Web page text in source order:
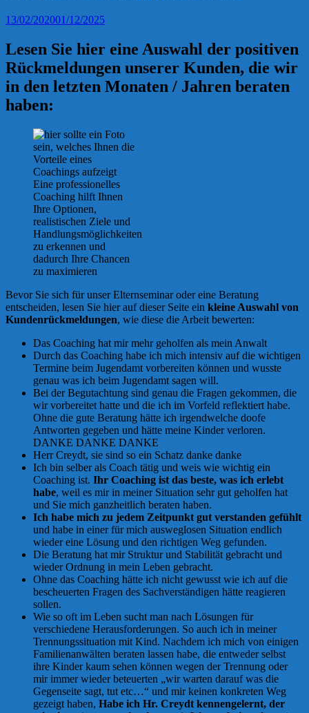
13/02/202001/12/2025
Lesen Sie hier eine Auswahl der positiven
Rückmeldungen unserer Kunden, die wir
in den letzten Monaten / Jahren beraten
haben:
Eine professionelles
Coaching hilft Ihnen
Ihre Optionen,
realistischen Ziele und
Handlungsmöglichkeiten
zu erkennen und
dadurch Ihre Chancen
zu maximieren
Bevor Sie sich für unser Elternseminar oder eine Beratung
entscheiden, lesen Sie hier auf dieser Seite ein kleine Auswahl von
Kundenrückmeldungen, wie diese die Arbeit bewerten:
Das Coaching hat mir mehr geholfen als mein Anwalt
Durch das Coaching habe ich mich intensiv auf die wichtigen
Termine beim Jugendamt vorbereiten können und wusste
genau was ich beim Jugendamt sagen will.
Bei der Begutachtung sind genau die Fragen gekommen, die
wir vorbereitet hatte und die ich im Vorfeld reflektiert habe.
Ohne die gute Beratung hätte ich irgendwelche doofe
Antworten gegeben und hätte meine Kinder verloren.
DANKE DANKE DANKE
Herr Creydt, sie sind so ein Schatz danke danke
Ich bin selber als Coach tätig und weis wie wichtig ein
Coaching ist. Ihr Coaching ist das beste, was ich erlebt
habe, weil es mir in meiner Situation sehr gut geholfen hat
und Sie mich ganzheitlich beraten haben.
Ich habe mich zu jedem Zeitpunkt gut verstanden gefühlt
und habe in einer für mich ausweglosen Situation endlich
wieder eine Lösung und den richtigen Weg gefunden.
Die Beratung hat mir Struktur und Stabilität gebracht und
wieder Ordnung in mein Leben gebracht.
Ohne das Coaching hätte ich nicht gewusst wie ich auf die
bescheuerten Fragen des Sachverständigen hätte reagieren
sollen.
Wie so oft im Leben sucht man nach Lösungen für
verschiedene Herausforderungen. So auch ich in meiner
Trennungssituation mit Kind. Nachdem ich mich von einigen
Familienanwälten beraten lassen habe, die entweder selbst
ihre Kinder kaum sehen können wegen der Trennung oder
mir immer wieder beteuerten „wir warten darauf was die
Gegenseite sagt, tut etc…“ und mir keinen konkreten Weg
gezeigt haben, Habe ich Hr. Creydt kennengelernt, der